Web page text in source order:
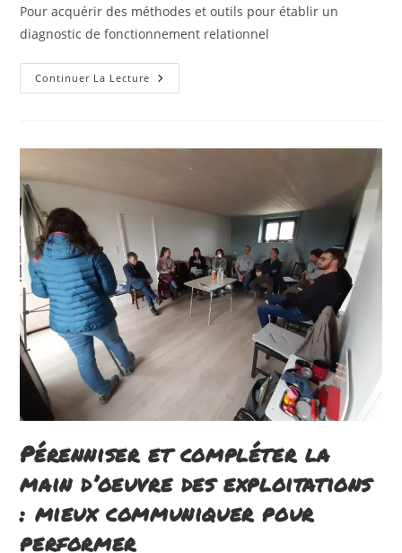
la
publication :
Pour acquérir des méthodes et outils pour établir un
diagnostic de fonctionnement relationnel
Continuer La Lecture Travailler
Sur
Associés
Et
Être
Efficace
Dans
Son
Métier
Pérenniser et compléter la
main d’oeuvre des exploitations
: mieux communiquer pour
performer